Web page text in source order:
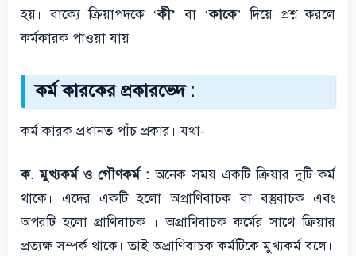
হয়। বাক্যে ক্রিয়াপদকে ‘কী’ বা ‘কাকে’ দিয়ে প্রশ্ন করলে
কর্মকারক পাওয়া যায় ।
কর্ম কারকের প্রকারভেদ :
কর্ম কারক প্রধানত পাঁচ প্রকার। যথা-
ক. মুখ্যকর্ম ও গৌণকর্ম : অনেক সময় একটি ক্রিয়ার দুটি কর্ম
থাকে। এদের একটি হলো অপ্রাণিবাচক বা বস্তুবাচক এবং
অপরটি হলো প্রাণিবাচক । অপ্রাণিবাচক কর্মের সাথে ক্রিয়ার
প্রত্যক্ষ সম্পর্ক থাকে। তাই অপ্রাণিবাচক কর্মটিকে মুখ্যকর্ম বলে।